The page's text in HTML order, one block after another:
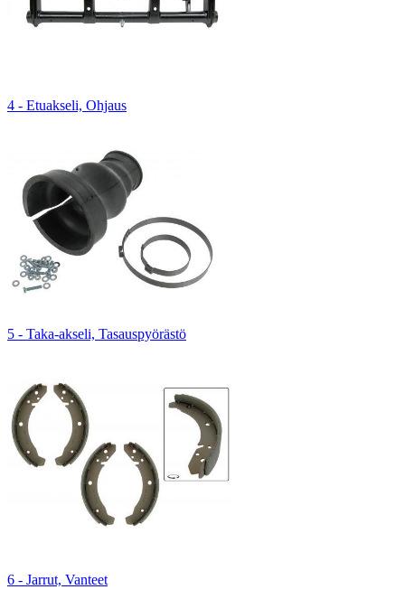
4 - Etuakseli, Ohjaus
5 - Taka-akseli, Tasauspyörästö
6 - Jarrut, Vanteet